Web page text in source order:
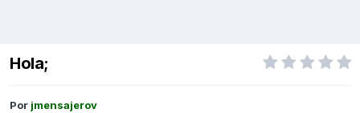
Hola;
Por jmensajerov